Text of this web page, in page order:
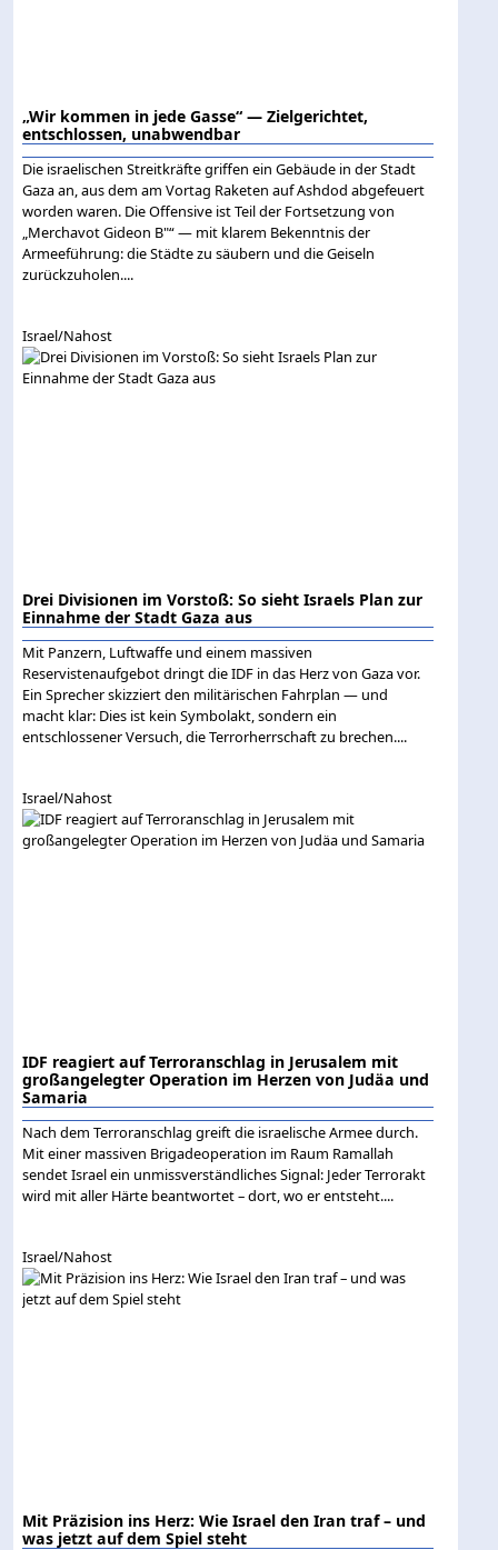
„Wir kommen in jede Gasse“ — Zielgerichtet,
entschlossen, unabwendbar
Die israelischen Streitkräfte griffen ein Gebäude in der Stadt
Gaza an, aus dem am Vortag Raketen auf Ashdod abgefeuert
worden waren. Die Offensive ist Teil der Fortsetzung von
„Merchavot Gideon B"“ — mit klarem Bekenntnis der
Armeeführung: die Städte zu säubern und die Geiseln
zurückzuholen....
Israel/Nahost
Drei Divisionen im Vorstoß: So sieht Israels Plan zur
Einnahme der Stadt Gaza aus
Mit Panzern, Luftwaffe und einem massiven
Reservistenaufgebot dringt die IDF in das Herz von Gaza vor.
Ein Sprecher skizziert den militärischen Fahrplan — und
macht klar: Dies ist kein Symbolakt, sondern ein
entschlossener Versuch, die Terrorherrschaft zu brechen....
Israel/Nahost
IDF reagiert auf Terroranschlag in Jerusalem mit
großangelegter Operation im Herzen von Judäa und
Samaria
Nach dem Terroranschlag greift die israelische Armee durch.
Mit einer massiven Brigadeoperation im Raum Ramallah
sendet Israel ein unmissverständliches Signal: Jeder Terrorakt
wird mit aller Härte beantwortet – dort, wo er entsteht....
Israel/Nahost
Mit Präzision ins Herz: Wie Israel den Iran traf – und
was jetzt auf dem Spiel steht